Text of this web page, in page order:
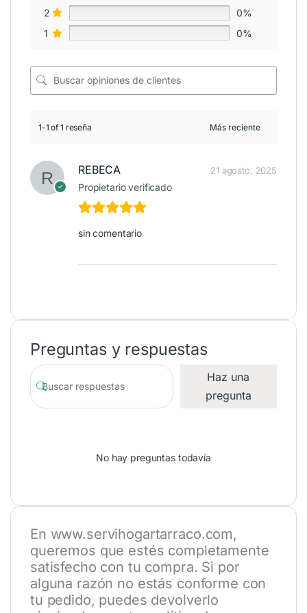
2
0%
1
0%
1-1 of 1 reseña
REBECA
Propietario verificado
21 agosto, 2025
sin comentario
Preguntas y respuestas
Haz una
pregunta
No hay preguntas todavía
En www.servihogartarraco.com,
queremos que estés completamente
satisfecho con tu compra. Si por
alguna razón no estás conforme con
tu pedido, puedes devolverlo